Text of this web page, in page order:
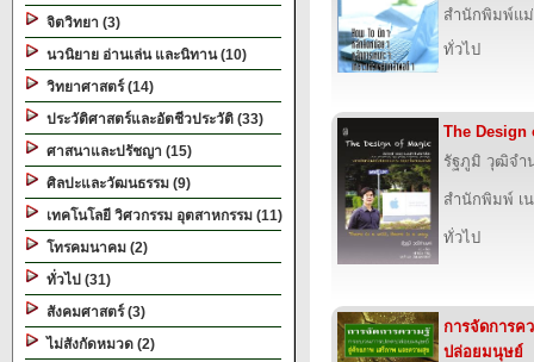
จิตวิทยา (3)
นวนิยาย อ่านเล่น และนิทาน (10)
วิทยาศาสตร์ (14)
ประวัติศาสตร์และอัตชีวประวัติ (33)
ศาสนาและปรัชญา (15)
ศิลปะและวัฒนธรรม (9)
เทคโนโลยี วิศวกรรม อุตสาหกรรม (11)
โทรคมนาคม (2)
ทั่วไป (31)
สังคมศาสตร์ (3)
ไม่สังกัดหมวด (2)
สำนักพิมพ์แ
ทั่วไป
The Design
รัฐภูมิ วุฒิจำ
สำนักพิมพ์ เ
ทั่วไป
การจัดการค
ปล่อยมนุษย์